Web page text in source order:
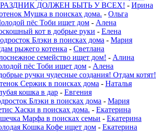
ДОЛЖЕН БЫТЬ У ВСЕХ! - Ирина
Мушка в поисках дома. - Ольга
пёс Тоби ищет дом - Алена
кот в добрые руки - Елена
Блэки в поисках дома - Мария
рыжего котенка - Светлана
семейство ищет дом! - Алина
пёс Тоби ищет дом - Алена
ручки чудесные создания! Отдам котят!
Сержик в поисках дома - Наталья
кошка в дар - Евгения
Блэки в поисках дома - Мария
Хаски в поисках дома. - Екатерина
Марфа в поисках семьи - Екатерина
Кошка Кофе ищет дом - Екатерина